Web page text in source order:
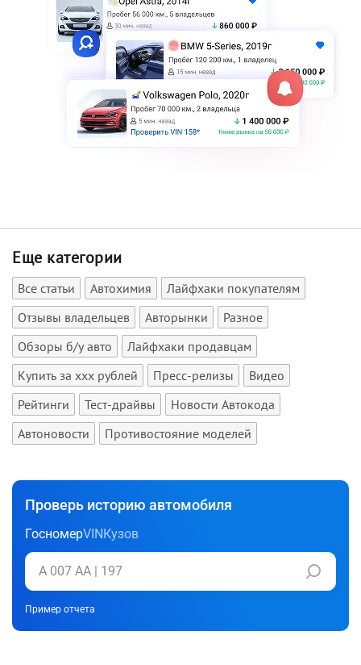
Еще категории
Все статьи Автохимия
Лайфхаки покупателям
Отзывы владельцев
Авторынки
Разное
Обзоры б/у авто
Лайфхаки продавцам
Купить за xxx рублей
Пресс-релизы
Видео
Рейтинги
Тест-драйвы
Новости Автокода
Автоновости
Противостояние моделей
Проверь историю автомобиля
ГосномерVINКузов
Пример отчета